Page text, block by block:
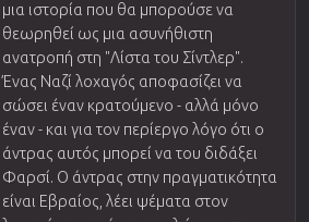
μια ιστορία που θα μπορούσε να
θεωρηθεί ως μια ασυνήθιστη
ανατροπή στη "Λίστα του Σίντλερ".
Ένας Ναζί λοχαγός αποφασίζει να
σώσει έναν κρατούμενο - αλλά μόνο
έναν - και για τον περίεργο λόγο ότι ο
άντρας αυτός μπορεί να του διδάξει
Φαρσί. Ο άντρας στην πραγματικότητα
είναι Εβραίος, λέει ψέματα στον